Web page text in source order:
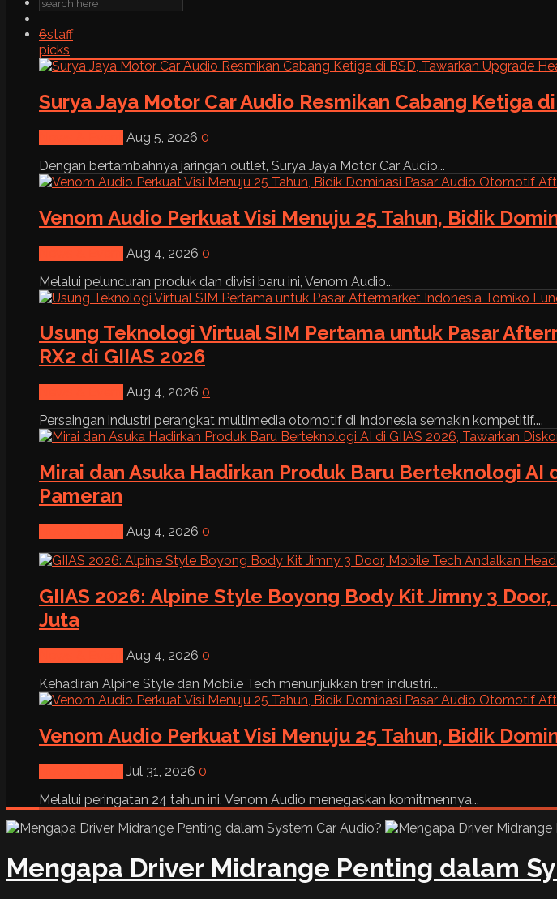
6staff
picks
Surya Jaya Motor Car Audio Resmikan Cabang Ketiga
Aug 5, 2026 0
Dengan bertambahnya jaringan outlet, Surya Jaya Motor Car Audio...
Venom Audio Perkuat Visi Menuju 25 Tahun, Bidik
Aug 4, 2026 0
Melalui peluncuran produk dan divisi baru ini, Venom Audio...
Usung Teknologi Virtual SIM Pertama untuk Pasar
RX2 di GIIAS 2026
Aug 4, 2026 0
Persaingan industri perangkat multimedia otomotif di Indonesia semakin kompetitif....
Mirai dan Asuka Hadirkan Produk Baru Berteknologi AI
Pameran
Aug 4, 2026 0
GIIAS 2026: Alpine Style Boyong Body Kit Jimny 3
Juta
Aug 4, 2026 0
Kehadiran Alpine Style dan Mobile Tech menunjukkan tren industri...
Venom Audio Perkuat Visi Menuju 25 Tahun, Bidik
Jul 31, 2026 0
Melalui peringatan 24 tahun ini, Venom Audio menegaskan komitmennya...
Mengapa Driver Midrange Penting dalam